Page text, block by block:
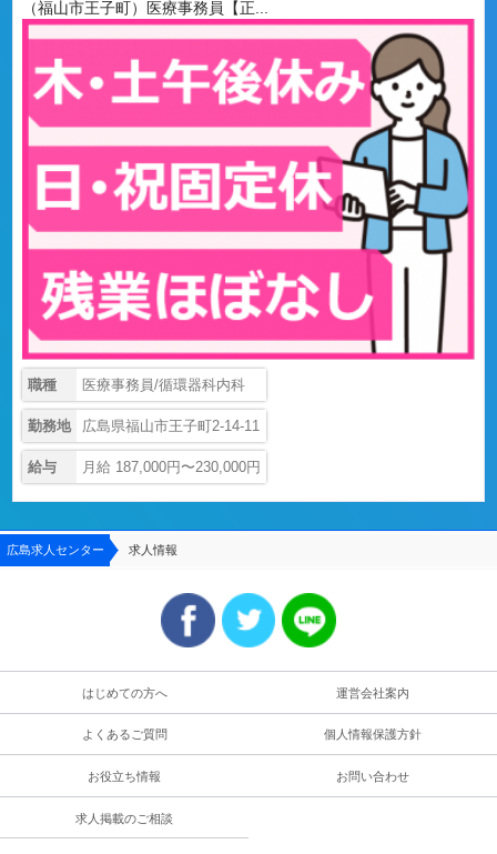
（福山市王子町）医療事務員【正...
職種 医療事務員/循環器科内科
勤務地 広島県福山市王子町2-14-11
給与 月給 187,000円〜230,000円
広島求人センター 求人情報
はじめての方へ 運営会社案内
よくあるご質問 個人情報保護方針
お役立ち情報 お問い合わせ
求人掲載のご相談